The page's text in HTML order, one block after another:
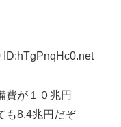
ID:hTgPnqHc0.net
費が１０兆円
も8.4兆円だぞ